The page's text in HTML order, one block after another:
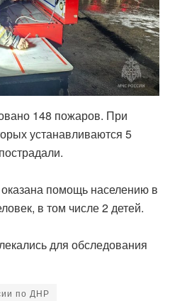
148 пожаров. При
устанавливаются 5
помощь населению в
в том числе 2 детей.
для обследования
по ДНР